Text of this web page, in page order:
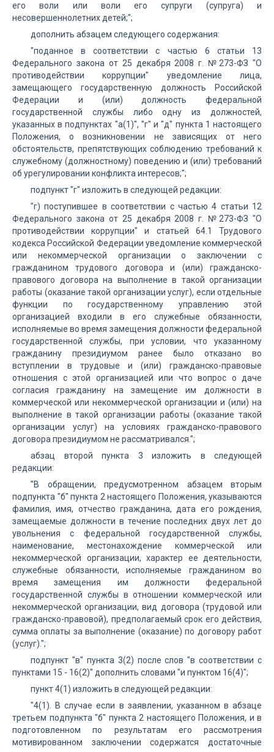
его воли или воли его супруги (супруга) и
несовершеннолетних детей;";
дополнить абзацем следующего содержания:
"поданное в соответствии с частью 6 статьи 13
Федерального закона от 25 декабря 2008 г. №273-ФЗ "О
противодействии коррупции" уведомление лица,
замещающего государственную должность Российской
Федерации и (или) должность федеральной
государственной службы либо одну из должностей,
указанных в подпунктах "а(1)", "г" и "д" пункта 1 настоящего
Положения, о возникновении не зависящих от него
обстоятельств, препятствующих соблюдению требований к
служебному (должностному) поведению и (или) требований
об урегулировании конфликта интересов;";
подпункт "г" изложить в следующей редакции:
"г) поступившее в соответствии с частью 4 статьи 12
Федерального закона от 25 декабря 2008 г. №273-ФЗ "О
противодействии коррупции" и статьей 64.1 Трудового
кодекса Российской Федерации уведомление коммерческой
или некоммерческой организации о заключении с
гражданином трудового договора и (или) гражданско-
правового договора на выполнение в такой организации
работы (оказание такой организации услуг), если отдельные
функции по государственному управлению этой
организацией входили в его служебные обязанности,
исполняемые во время замещения должности федеральной
государственной службы, при условии, что указанному
гражданину президиумом ранее было отказано во
вступлении в трудовые и (или) гражданско-правовые
отношения с этой организацией или что вопрос о даче
согласия гражданину на замещение им должности в
коммерческой или некоммерческой организации и (или) на
выполнение в такой организации работы (оказание такой
организации услуг) на условиях гражданско-правового
договора президиумом не рассматривался.";
абзац второй пункта 3 изложить в следующей
редакции:
"В обращении, предусмотренном абзацем вторым
подпункта "б" пункта 2 настоящего Положения, указываются
фамилия, имя, отчество гражданина, дата его рождения,
замещаемые должности в течение последних двух лет до
увольнения с федеральной государственной службы,
наименование, местонахождение коммерческой или
некоммерческой организации, характер ее деятельности,
служебные обязанности, исполняемые гражданином во
время замещения им должности федеральной
государственной службы в отношении коммерческой или
некоммерческой организации, вид договора (трудовой или
гражданско-правовой), предполагаемый срок его действия,
сумма оплаты за выполнение (оказание) по договору работ
(услуг).";
подпункт "в" пункта 3(2) после слов "в соответствии с
пунктами 15 - 16(2)" дополнить словами "и пунктом 16(4)";
пункт 4(1) изложить в следующей редакции:
"4(1). В случае если в заявлении, указанном в абзаце
третьем подпункта "б" пункта 2 настоящего Положения, и в
подготовленном по результатам его рассмотрения
мотивированном заключении содержатся достаточные